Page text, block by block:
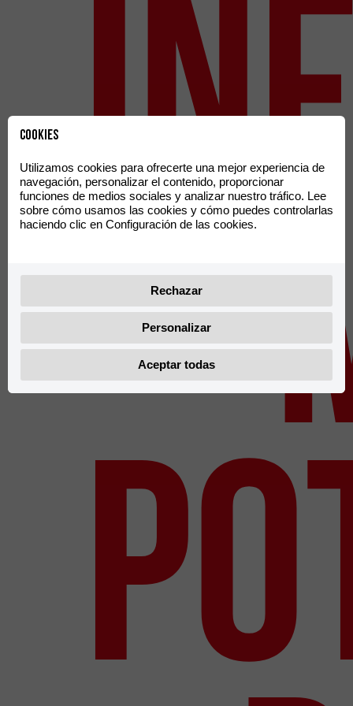
Cookies
Utilizamos cookies para ofrecerte una mejor experiencia de
navegación, personalizar el contenido, proporcionar
funciones de medios sociales y analizar nuestro tráfico. Lee
sobre cómo usamos las cookies y cómo puedes controlarlas
haciendo clic en Configuración de las cookies.
Rechazar
Personalizar
Aceptar todas